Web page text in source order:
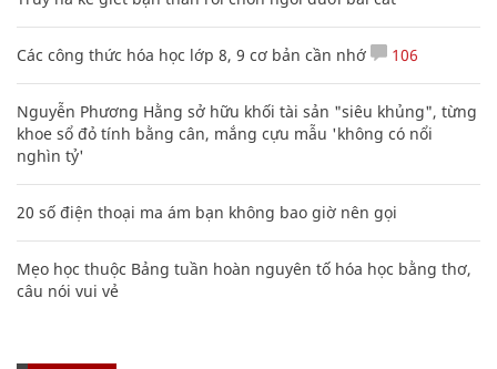
Các công thức hóa học lớp 8, 9 cơ bản cần nhớ 106
Nguyễn Phương Hằng sở hữu khối tài sản "siêu khủng", từng
khoe sổ đỏ tính bằng cân, mắng cựu mẫu 'không có nổi
nghìn tỷ'
20 số điện thoại ma ám bạn không bao giờ nên gọi
Mẹo học thuộc Bảng tuần hoàn nguyên tố hóa học bằng thơ,
câu nói vui vẻ